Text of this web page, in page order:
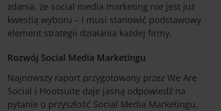
zdania, że social media marketing nie jest już
kwestią wyboru – i musi stanowić podstawowy
element strategii działania każdej firmy.
Rozwój Social Media Marketingu
Najnowszy raport przygotowany przez We Are
Social i Hootsuite daje jasną odpowiedź na
pytanie o przyszłość Social Media Marketingu.